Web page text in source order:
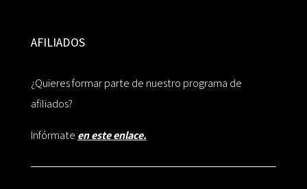
AFILIADOS
¿Quieres formar parte de nuestro programa de
afiliados?
Infórmate en este enlace.